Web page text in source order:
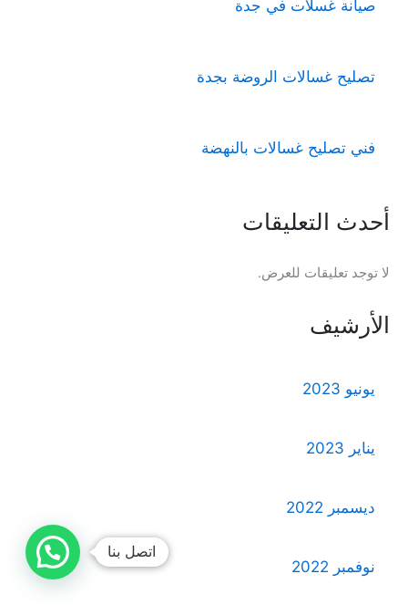
صيانة غسلات في جدة
تصليح غسالات الروضة بجدة
فني تصليح غسالات بالنهضة
أحدث التعليقات
لا توجد تعليقات للعرض.
الأرشيف
يونيو 2023
يناير 2023
ديسمبر 2022
نوفمبر 2022
اتصل بنا